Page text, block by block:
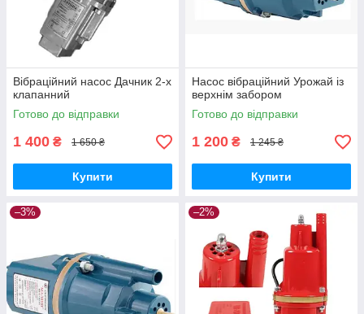
Вібраційний насос Дачник 2-х
клапанний
Готово до відправки
1 400 ₴ 1 650 ₴
Купити
Насос вібраційний Урожай із
верхнім забором
Готово до відправки
1 200 ₴ 1 245 ₴
Купити
–3% –2%